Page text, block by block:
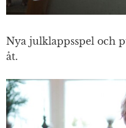
Nya julklappsspel och
åt.